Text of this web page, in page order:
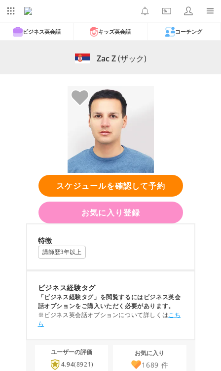
ビジネス英会話 キッズ英会話 コーチング
Zac Z(ザック)
スケジュールを確認して予約
お気に入り登録
特徴
講師歴3年以上
ビジネス経験タグ
「ビジネス経験タグ」を閲覧するにはビジネス英会
話オプションをご購入いただく必要があります。
※ビジネス英会話オプションについて詳しくはこち
ら
ユーザーの評価
4.94(8921)
お気に入り
1689 件